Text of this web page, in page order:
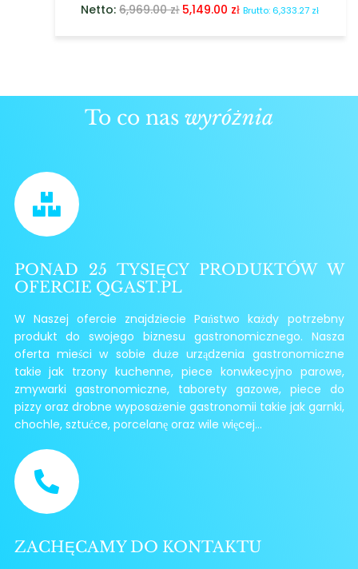
Netto:6,969.00zł 5,149.00 zł Brutto: 6,333.27 zł
To co nas wyróżnia
PONAD 25 TYSIĘCY PRODUKTÓW W
OFERCIE QGAST.PL
W Naszej ofercie znajdziecie Państwo każdy potrzebny
produkt do swojego biznesu gastronomicznego. Nasza
oferta mieści w sobie duże urządzenia gastronomiczne
takie jak trzony kuchenne, piece konwkecyjno parowe,
zmywarki gastronomiczne, taborety gazowe, piece do
pizzy oraz drobne wyposażenie gastronomii takie jak garnki,
chochle, sztućce, porcelanę oraz wile więcej...
ZACHĘCAMY DO KONTAKTU